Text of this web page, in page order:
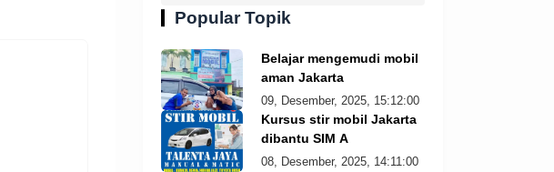
Popular Topik
Belajar mengemudi mobil
aman Jakarta
09, Desember, 2025, 15:12:00
Kursus stir mobil Jakarta
dibantu SIM A
08, Desember, 2025, 14:11:00